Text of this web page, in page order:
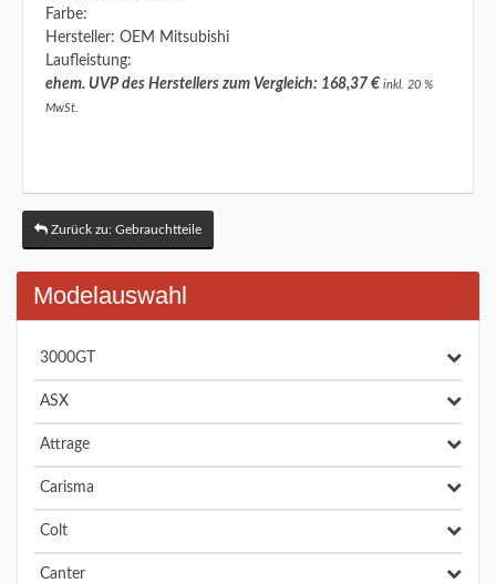
Farbe:
Hersteller: OEM Mitsubishi
Laufleistung:
ehem. UVP des Herstellers zum Vergleich: 168,37 € inkl. 20 %
MwSt.
Zurück zu: Gebrauchtteile
Modelauswahl
3000GT
ASX
Attrage
Carisma
Colt
Canter